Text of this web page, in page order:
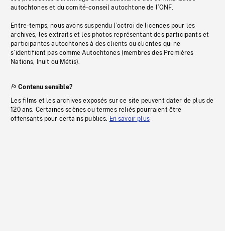
autochtones et du comité-conseil autochtone de l’ONF.
Entre-temps, nous avons suspendu l’octroi de licences pour les
archives, les extraits et les photos représentant des participants et
participantes autochtones à des clients ou clientes qui ne
s’identifient pas comme Autochtones (membres des Premières
Nations, Inuit ou Métis).
Contenu sensible?
Les films et les archives exposés sur ce site peuvent dater de plus de
120 ans. Certaines scènes ou termes reliés pourraient être
offensants pour certains publics. En savoir plus